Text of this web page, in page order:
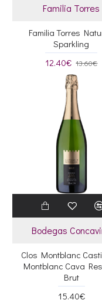
Familia Torres
Familia Torres
Sparkling
12.40€ 13.60€
Bodegas
Clos Montblanc
Montblanc Cava
Brut
15.40€